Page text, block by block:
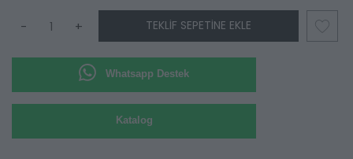
- + TEKLIF SEPETINE EKLE
Whatsapp Destek
Katalog